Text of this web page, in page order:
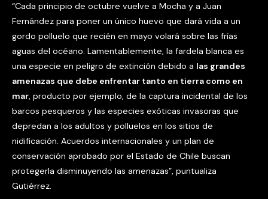
“Cada principio de octubre vuelve a Mocha y a Juan
Fernández para poner un único huevo que dará vida a un
gordo polluelo que recién en mayo volará sobre las frías
aguas del océano. Lamentablemente, la fardela blanca es
una especie en peligro de extinción debido a las grandes
amenazas que debe enfrentar tanto en tierra como en
mar, producto por ejemplo, de la captura incidental de los
barcos pesqueros y las especies exóticas invasoras que
depredan a los adultos y polluelos en los sitios de
nidificación. Acuerdos internacionales y un plan de
conservación aprobado por el Estado de Chile buscan
protegerla disminuyendo las amenazas”, puntualiza
Gutiérrez.